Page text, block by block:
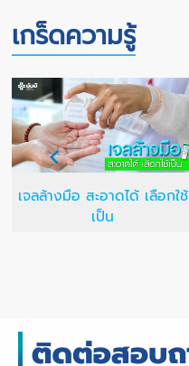
เกร็ดความรู้
เจลล้างมือ สะอาดได้ เลือกใช้
เป็น